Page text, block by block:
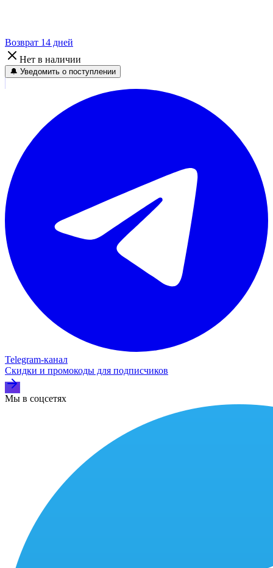
Возврат 14 дней
Нет в наличии
🔔 Уведомить о поступлении
Telegram‑канал
Скидки и промокоды для подписчиков
Мы в соцсетях